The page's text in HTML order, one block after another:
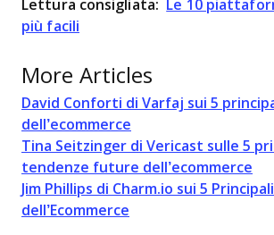
Lettura consigliata:
Le 10
più facili
More Articles
David Conforti di Varfaj sui 5
dell’ecommerce
Tina Seitzinger di Vericast sulle 5
tendenze future dell’ecommerce
Jim Phillips di Charm.io sui 5
dell’Ecommerce